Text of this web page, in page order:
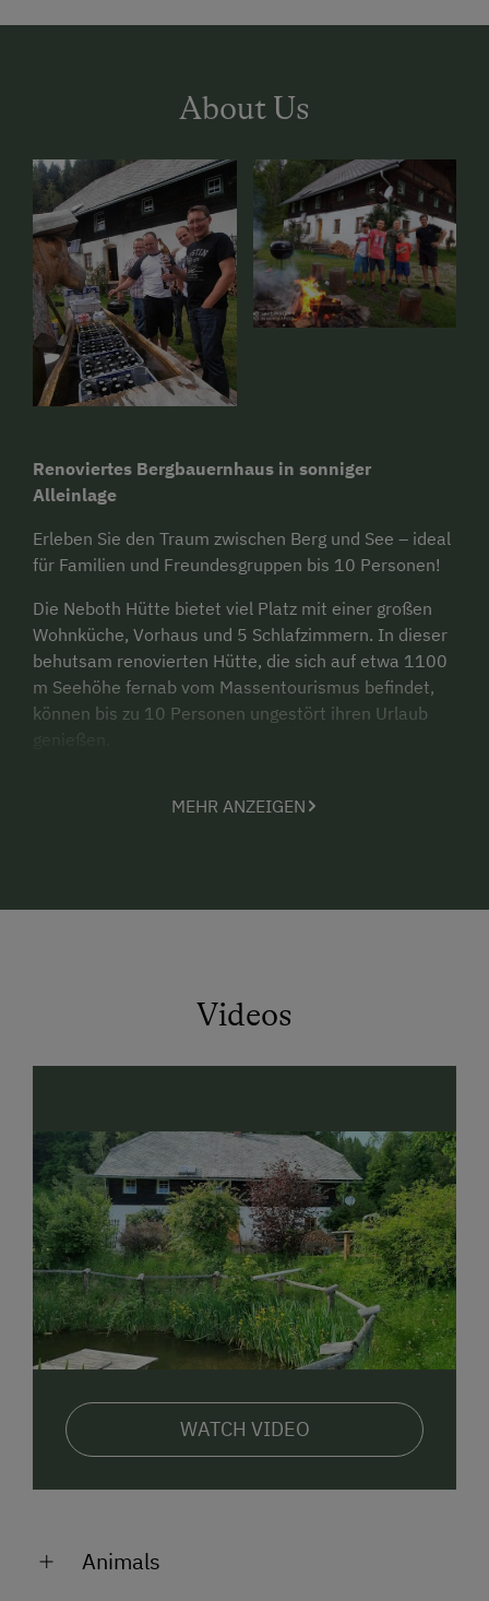
About Us
Renoviertes Bergbauernhaus in sonniger
Alleinlage
Erleben Sie den Traum zwischen Berg und See – ideal
für Familien und Freundesgruppen bis 10 Personen!
Die Neboth Hütte bietet viel Platz mit einer großen
Wohnküche, Vorhaus und 5 Schlafzimmern. In dieser
behutsam renovierten Hütte, die sich auf etwa 1100
m Seehöhe fernab vom Massentourismus befindet,
können bis zu 10 Personen ungestört ihren Urlaub
genießen.
Weber Holzgrill, eine Naturkegelbahn, eine
Brunntrog lässt es sich hervorragend entspannen.
Hochrinder auf der angrenzenden Weide beobachten.
und ist ein wahres Schwammerlparadies. Der eigene
Wald rund um das Haus sorgt für ein einmaliges
Naturerlebnis.
Sommerparadies Nockberge:
Die Gäste der Neboth Hütte haben die Wanderwelt
der Gurktaler Alpen direkt vor der Tür.
Familienfreundliche Touren sowie längere
Wanderungen in den sanften Nockbergen führen
einplanen möchte, kann den nahegelegenen
Naturbadeteich in Glödnitz oder die Kärntner Seen
wie den Goggausee, Längsee, Ossiacher See und
In der Umgebung gibt es auch viele kulturelle
MEHR ANZEIGEN
Videos
WATCH VIDEO
Animals